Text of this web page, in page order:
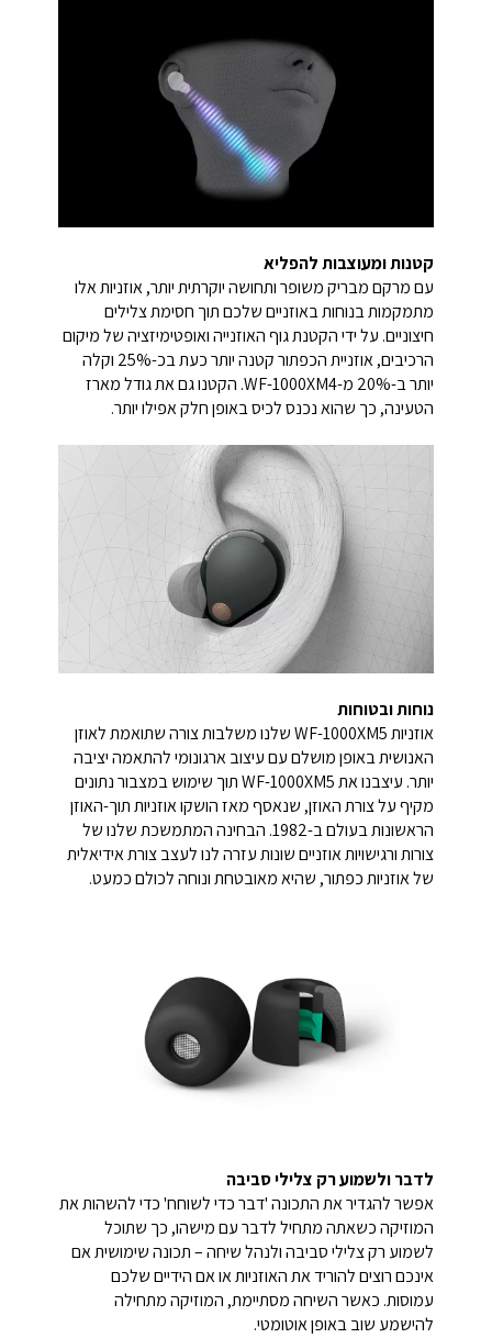
קטנות ומעוצבות להפליא
עם מרקם מבריק משופר ותחושה יוקרתית יותר, אוזניות אלו
מתמקמות בנוחות באוזניים שלכם תוך חסימת צלילים
חיצוניים. על ידי הקטנת גוף האוזנייה ואופטימיזציה של מיקום
הרכיבים, אוזניית הכפתור קטנה יותר כעת בכ-25% וקלה
יותר ב-20% מ-WF-1000XM4. הקטנו גם את גודל מארז
הטעינה, כך שהוא נכנס לכיס באופן חלק אפילו יותר.
נוחות ובטוחות
אוזניות WF-1000XM5 שלנו משלבות צורה שתואמת לאוזן
האנושית באופן מושלם עם עיצוב ארגונומי להתאמה יציבה
יותר. עיצבנו את WF-1000XM5 תוך שימוש במצבור נתונים
מקיף על צורת האוזן, שנאסף מאז הושקו אוזניות תוך-האוזן
הראשונות בעולם ב-1982. הבחינה המתמשכת שלנו של
צורות ורגישויות אוזניים שונות עזרה לנו לעצב צורת אידיאלית
של אוזניות כפתור, שהיא מאובטחת ונוחה לכולם כמעט.
לדבר ולשמוע רק צלילי סביבה
אפשר להגדיר את התכונה 'דבר כדי לשוחח' כדי להשהות את
המוזיקה כשאתה מתחיל לדבר עם מישהו, כך שתוכל
לשמוע רק צלילי סביבה ולנהל שיחה – תכונה שימושית אם
אינכם רוצים להוריד את האוזניות או אם הידיים שלכם
עמוסות. כאשר השיחה מסתיימת, המוזיקה מתחילה
להישמע שוב באופן אוטומטי.